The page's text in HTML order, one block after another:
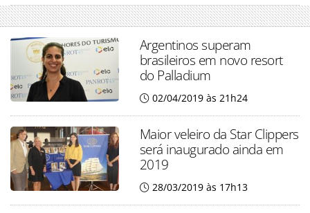
Argentinos superam
brasileiros em novo resort
do Palladium
02/04/2019 às 21h24
Maior veleiro da Star Clippers
será inaugurado ainda em
2019
28/03/2019 às 17h13